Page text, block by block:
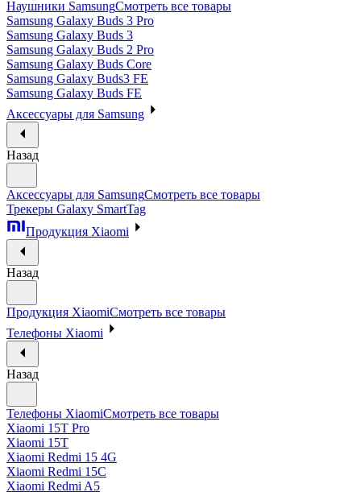
Наушники SamsungСмотреть все товары
Samsung Galaxy Buds 3 Pro
Samsung Galaxy Buds 3
Samsung Galaxy Buds 2 Pro
Samsung Galaxy Buds Core
Samsung Galaxy Buds3 FE
Samsung Galaxy Buds FE
Аксессуары для Samsung
Назад
Аксессуары для SamsungСмотреть все товары
Трекеры Galaxy SmartTag
Продукция Xiaomi
Назад
Продукция XiaomiСмотреть все товары
Телефоны Xiaomi
Назад
Телефоны XiaomiСмотреть все товары
Xiaomi 15T Pro
Xiaomi 15T
Xiaomi Redmi 15 4G
Xiaomi Redmi 15C
Xiaomi Redmi A5